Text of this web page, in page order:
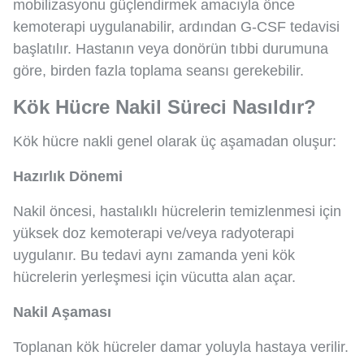
mobilizasyonu güçlendirmek amacıyla önce
kemoterapi uygulanabilir, ardından G-CSF tedavisi
başlatılır. Hastanın veya donörün tıbbi durumuna
göre, birden fazla toplama seansı gerekebilir.
Kök Hücre Nakil Süreci Nasıldır?
Kök hücre nakli genel olarak üç aşamadan oluşur:
Hazırlık Dönemi
Nakil öncesi, hastalıklı hücrelerin temizlenmesi için
yüksek doz kemoterapi ve/veya radyoterapi
uygulanır. Bu tedavi aynı zamanda yeni kök
hücrelerin yerleşmesi için vücutta alan açar.
Nakil Aşaması
Toplanan kök hücreler damar yoluyla hastaya verilir.